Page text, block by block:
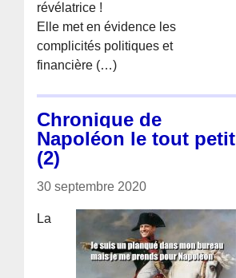
révélatrice !
Elle met en évidence les
complicités politiques et
financière (…)
Chronique de
Napoléon le tout petit
(2)
30 septembre 2020
La